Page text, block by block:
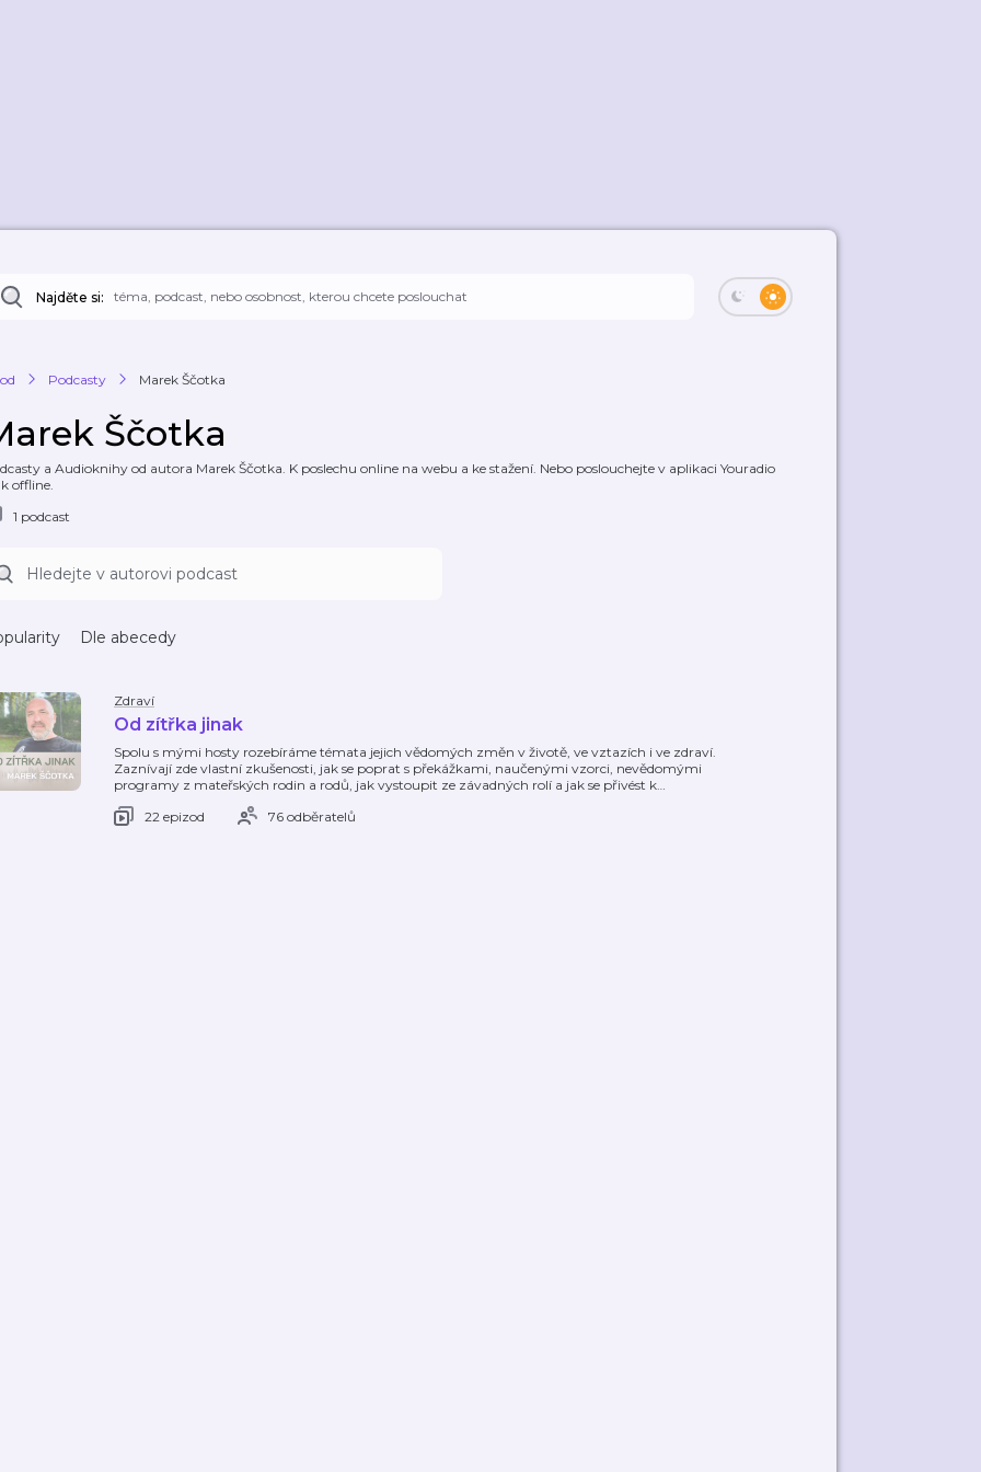
Najděte si:
Podcasty Marek Ščotka
Ščotka
a Audioknihy od autora Marek Ščotka. K poslechu online na webu a ke stažení. Nebo poslouchejte v aplikaci Youradio
offline.
1 podcast
Dle abecedy
Zdraví
Od zítřka jinak
Spolu s mými hosty rozebíráme témata jejich vědomých změn v životě, ve vztazích i ve zdraví.
Zaznívají zde vlastní zkušenosti, jak se poprat s překážkami, naučenými vzorci, nevědomými
programy z mateřských rodin a rodů, jak vystoupit ze závadných rolí a jak se přivést k…
22 epizod
76 odběratelů